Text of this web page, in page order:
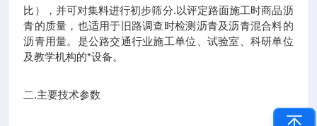
比），并可对集料进行初步筛分.以评定路面施工时商品沥
青的质量，也适用于旧路调查时检测沥青及沥青混合料的
沥青用量。是公路交通行业施工单位、试验室、科研单位
及教学机构的*设备。
二.主要技术参数